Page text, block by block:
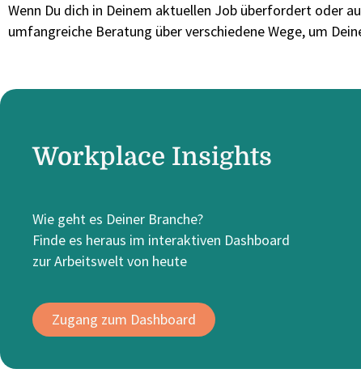
Wenn Du dich in Deinem aktuellen Job überfordert oder
umfangreiche Beratung über verschiedene Wege, um
Workplace Insights
Wie geht es Deiner Branche?
Finde es heraus im interaktiven Dashboard
zur Arbeitswelt von heute
Zugang zum Dashboard